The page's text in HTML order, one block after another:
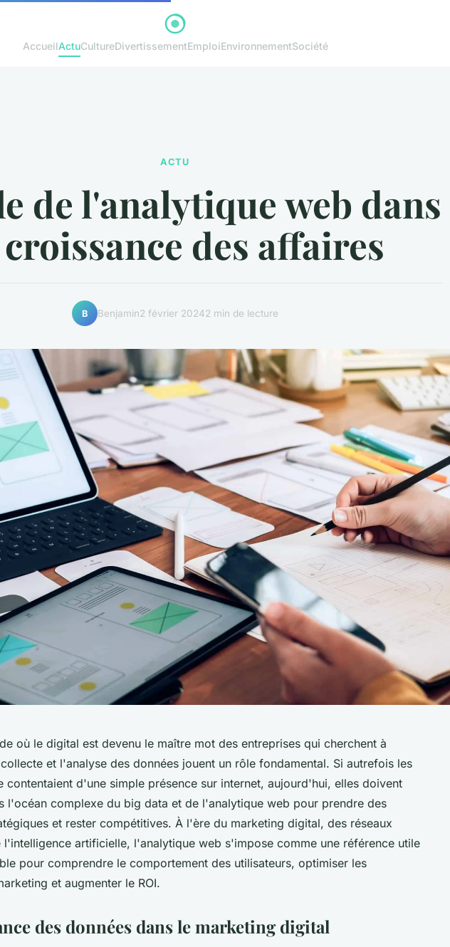
AccueilActuCultureDivertissementEmploiEnvironnementSociété
ACTU
de l'analytique web dans
des affaires
B Benjamin2 février 20242 min de lecture
où le digital est devenu le maître mot des entreprises qui cherchent à
et l'analyse des données jouent un rôle fondamental. Si autrefois les
contentaient d'une simple présence sur internet, aujourd'hui, elles doivent
l'océan complexe du big data et de l'analytique web pour prendre des
et rester compétitives. À l'ère du marketing digital, des réseaux
l'intelligence artificielle, l'analytique web s'impose comme une référence utile
pour comprendre le comportement des utilisateurs, optimiser les
et augmenter le ROI.
des données dans le marketing digital